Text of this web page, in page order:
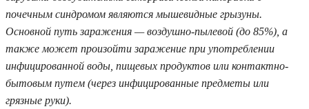
почечным синдромом являются мышевидные грызуны.
Основной путь заражения — воздушно-пылевой (до 85%), а
также может произойти заражение при употреблении
инфицированной воды, пищевых продуктов или контактно-
бытовым путем (через инфицированные предметы или
грязные руки).